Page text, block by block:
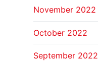
November 2022
October 2022
September 2022